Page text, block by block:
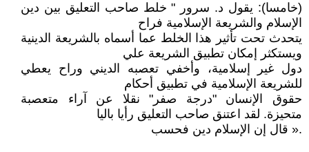
(خامسا): يقول د. سرور " خلط صاحب التعليق بين دين
الإسلام والشريعة الإسلامية فراح
يتحدث تحت تأثير هذا الخلط عما أسماه بالشريعة الدينية
ويستكثر إمكان تطبيق الشريعة علي
دول غير إسلامية، وأخفي تعصبه الديني وراح يعطي
للشريعة الإسلامية في تطبيق أحكام
حقوق الإنسان "درجة صفر" نقلا عن آراء متعصبة
متحيزة. لقد اعتنق صاحب التعليق رأيا باليا
.« قال إن الإسلام دين فحسب